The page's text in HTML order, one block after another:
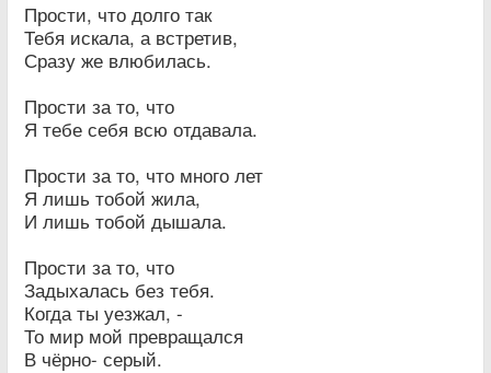
Прости, что долго так
Тебя искала, а встретив,
Сразу же влюбилась.
Прости за то, что
Я тебе себя всю отдавала.
Прости за то, что много лет
Я лишь тобой жила,
И лишь тобой дышала.
Прости за то, что
Задыхалась без тебя.
Когда ты уезжал, -
То мир мой превращался
В чёрно- серый.